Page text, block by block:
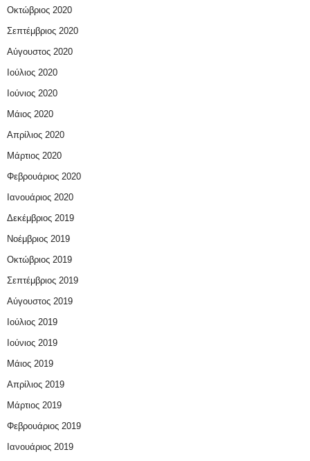
Οκτώβριος 2020
Σεπτέμβριος 2020
Αύγουστος 2020
Ιούλιος 2020
Ιούνιος 2020
Μάιος 2020
Απρίλιος 2020
Μάρτιος 2020
Φεβρουάριος 2020
Ιανουάριος 2020
Δεκέμβριος 2019
Νοέμβριος 2019
Οκτώβριος 2019
Σεπτέμβριος 2019
Αύγουστος 2019
Ιούλιος 2019
Ιούνιος 2019
Μάιος 2019
Απρίλιος 2019
Μάρτιος 2019
Φεβρουάριος 2019
Ιανουάριος 2019